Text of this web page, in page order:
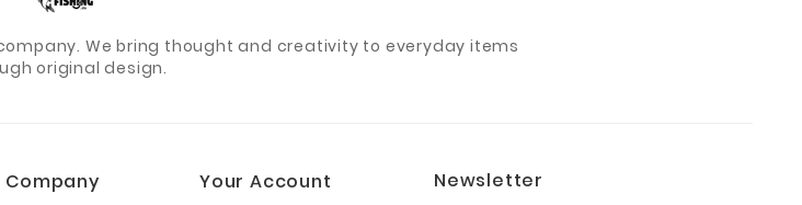
We bring thought and creativity to everyday items
original design.
Company Your Account Newsletter